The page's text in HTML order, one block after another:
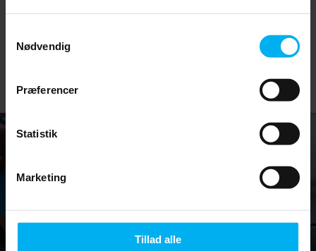
Nødvendig
Præferencer
Statistik
Marketing
Tillad alle
Tryg behandling med erfaring i tandlægeskræk
Læs mere